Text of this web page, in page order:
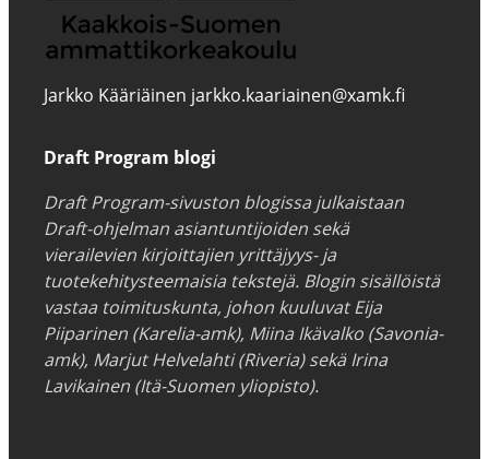
Jarkko Kääriäinen jarkko.kaariainen@xamk.fi
Draft Program blogi
Draft Program-sivuston blogissa julkaistaan
Draft-ohjelman asiantuntijoiden sekä
vierailevien kirjoittajien yrittäjyys- ja
tuotekehitysteemaisia tekstejä. Blogin sisällöistä
vastaa toimituskunta, johon kuuluvat Eija
Piiparinen (Karelia-amk), Miina Ikävalko (Savonia-
amk), Marjut Helvelahti (Riveria) sekä Irina
Lavikainen (Itä-Suomen yliopisto).